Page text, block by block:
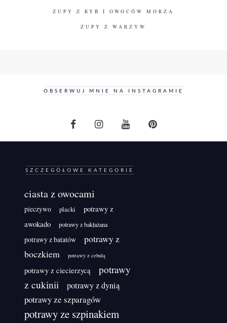
ZUPY Z RYB I OWOCÓW MORZA
ZUPY Z WARZYW
OBSERWUJ MNIE NA INSTAGRAMIE
SZCZEGÓŁOWE KATEGORIE
ciasta z owocami
pieczywo placki
potrawy z
awokado
potrawy z bakłażana
potrawy z batatów
potrawy z
boczkiem
potrawy z cebulą
potrawy z ciecierzycą
potrawy
z cukinii
potrawy z dynią
potrawy ze szparagów
potrawy ze szpinakiem